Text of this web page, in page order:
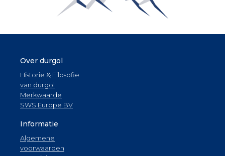
Over durgol
Historie & Filosofie
van durgol
Merkwaarde
SWS Europe BV
Informatie
Algemene
voorwaarden